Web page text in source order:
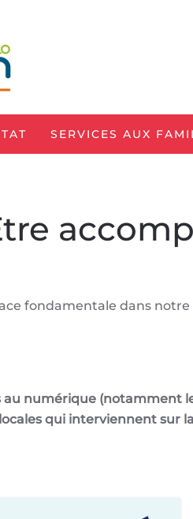
SERVICES AUX
fondamentale dans
au numérique (notamment
qui interviennent sur